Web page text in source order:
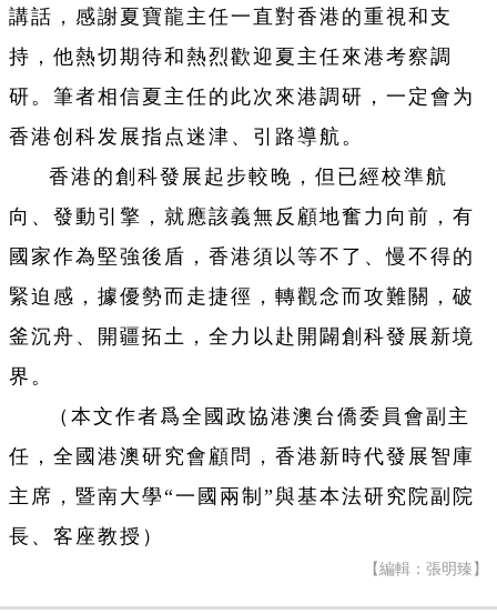
講話，感謝夏寶龍主任一直對香港的重視和支
持，他熱切期待和熱烈歡迎夏主任來港考察調
研。筆者相信夏主任的此次來港調研，一定會为
香港创科发展指点迷津、引路導航。
香港的創科發展起步較晚，但已經校準航
向、發動引擎，就應該義無反顧地奮力向前，有
國家作為堅強後盾，香港須以等不了、慢不得的
緊迫感，據優勢而走捷徑，轉觀念而攻難關，破
釜沉舟、開疆拓土，全力以赴開闢創科發展新境
界。
（本文作者爲全國政協港澳台僑委員會副主
任，全國港澳研究會顧問，香港新時代發展智庫
主席，暨南大學“一國兩制”與基本法研究院副院
長、客座教授）
【編輯：張明臻】